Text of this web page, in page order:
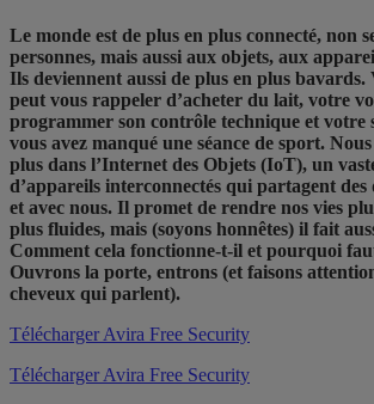
Le monde est de plus en plus connecté, non
personnes, mais aussi aux objets, aux
Ils deviennent aussi de plus en plus
peut vous rappeler d’acheter du lait, votre
programmer son contrôle technique et votre
vous avez manqué une séance de sport.
plus dans l’Internet des Objets (IoT), un
d’appareils interconnectés qui partagent des
et avec nous. Il promet de rendre nos vies
plus fluides, mais (soyons honnêtes) il fait
Comment cela fonctionne-t-il et pourquoi
Ouvrons la porte, entrons (et faisons
cheveux qui parlent).
Télécharger Avira Free Security
Télécharger Avira Free Security